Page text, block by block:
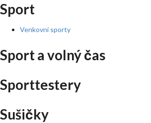
Sport
Venkovní sporty
Sport a volný čas
Sporttestery
Sušičky